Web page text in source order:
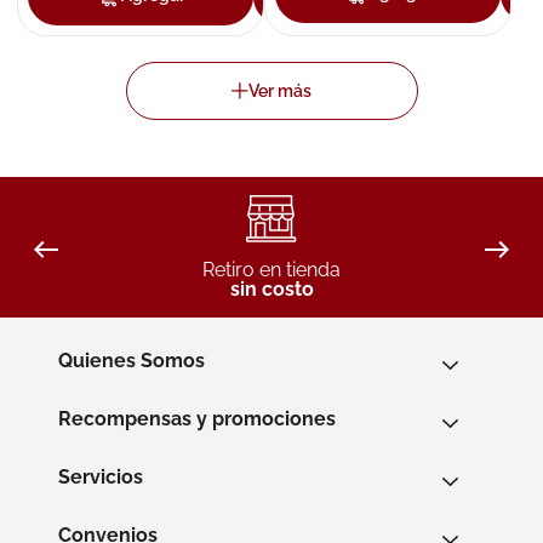
Retiro en tienda
sin costo
Quienes Somos
Recompensas y promociones
Servicios
Convenios